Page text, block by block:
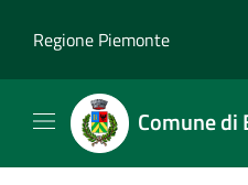
Regione Piemonte
Comune di